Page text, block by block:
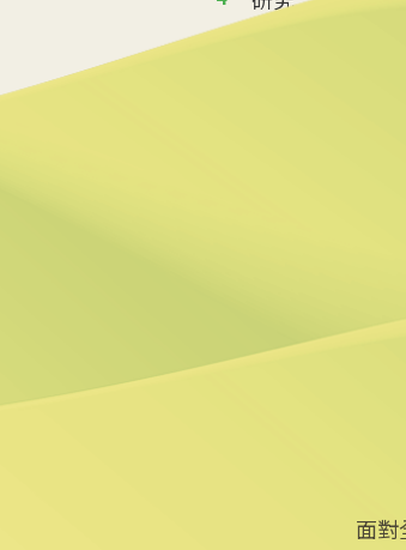
甲烷衛星迷失
2025/07/02
面對